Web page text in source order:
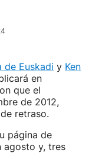
de Euskadi y Ken
en
que el
de 2012,
retraso.
página de
agosto y, tres